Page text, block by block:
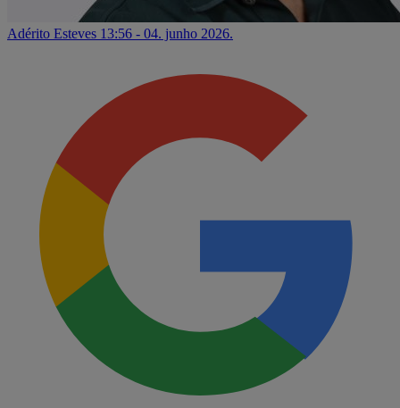
Adérito Esteves 13:56 - 04. junho 2026.